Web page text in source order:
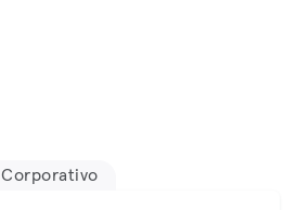
Corporativo